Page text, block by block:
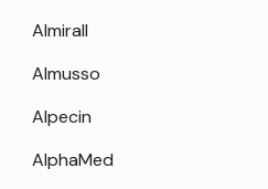
Almirall
Almusso
Alpecin
AlphaMed